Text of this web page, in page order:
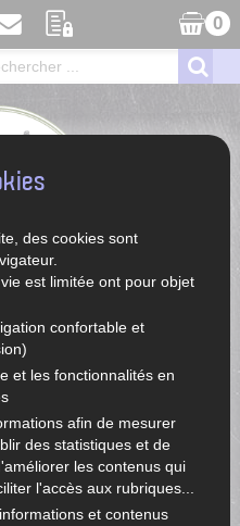
0
SAISON
LÉGUMES
DE BERNE
de berne
des cookies sont
est limitée ont pour objet
confortable et
et les fonctionnalités en
afin de mesurer
des statistiques et de
les contenus qui
l'accès aux rubriques...
et contenus